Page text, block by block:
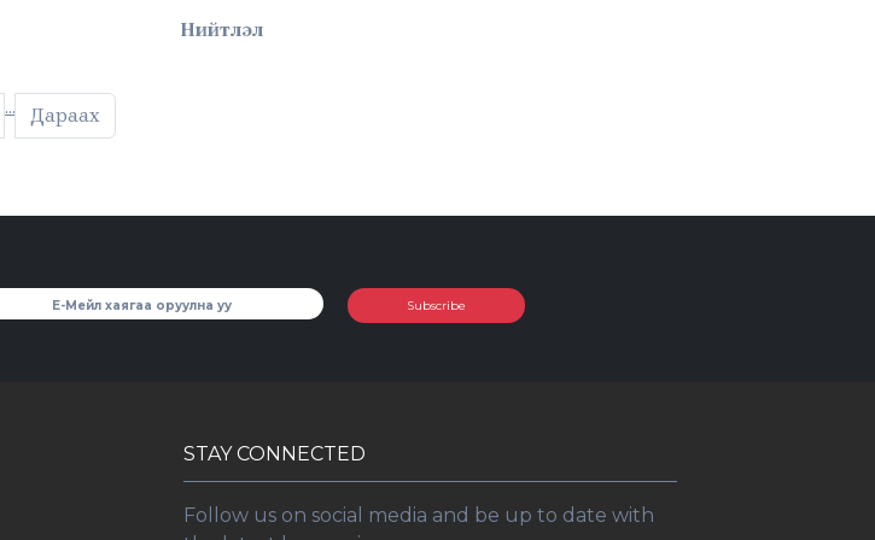
Нийтлэл
… Дараах
Subscribe
STAY CONNECTED
Follow us on social media and be up to date with